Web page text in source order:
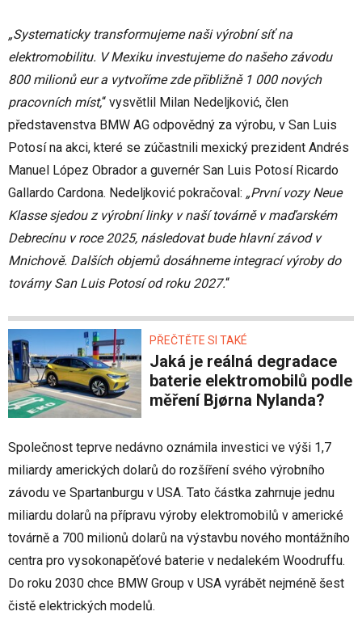
„Systematicky transformujeme naši výrobní síť na
elektromobilitu. V Mexiku investujeme do našeho závodu
800 milionů eur a vytvoříme zde přibližně 1 000 nových
pracovních míst,“ vysvětlil Milan Nedeljković, člen
představenstva BMW AG odpovědný za výrobu, v San Luis
Potosí na akci, které se zúčastnili mexický prezident Andrés
Manuel López Obrador a guvernér San Luis Potosí Ricardo
Gallardo Cardona. Nedeljković pokračoval: „První vozy Neue
Klasse sjedou z výrobní linky v naší továrně v maďarském
Debrecínu v roce 2025, následovat bude hlavní závod v
Mnichově. Dalších objemů dosáhneme integrací výroby do
továrny San Luis Potosí od roku 2027.“
PŘEČTĚTE SI TAKÉ
Jaká je reálná degradace
baterie elektromobilů podle
měření Bjørna Nylanda?
Společnost teprve nedávno oznámila investici ve výši 1,7
miliardy amerických dolarů do rozšíření svého výrobního
závodu ve Spartanburgu v USA. Tato částka zahrnuje jednu
miliardu dolarů na přípravu výroby elektromobilů v americké
továrně a 700 milionů dolarů na výstavbu nového montážního
centra pro vysokonapěťové baterie v nedalekém Woodruffu.
Do roku 2030 chce BMW Group v USA vyrábět nejméně šest
čistě elektrických modelů.